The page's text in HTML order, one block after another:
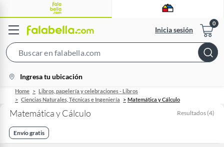
Inicia sesión
Bar
location-
icon
Ingresa tu ubicación
Home
Libros, papelería y celebraciones - Libros
Ciencias Naturales, Técnicas e Ingeniería
Matemática y Cálculo
Matemática y Cálculo Resultados (4)
Envío gratis